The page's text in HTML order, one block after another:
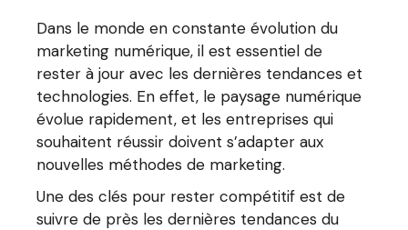
Dans le monde en constante évolution du
marketing numérique, il est essentiel de
rester à jour avec les dernières tendances et
technologies. En effet, le paysage numérique
évolue rapidement, et les entreprises qui
souhaitent réussir doivent s’adapter aux
nouvelles méthodes de marketing.
Une des clés pour rester compétitif est de
suivre de près les dernières tendances du